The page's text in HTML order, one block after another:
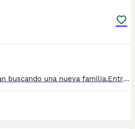
Gatitos británicos están buscando una nueva familia.Entrgan desde 3.5 meses de edad desparasitados,vacunados,con microchip y cartilla sanitaria.Mas información WhatsApp 722275311.